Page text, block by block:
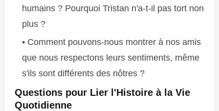
humains ? Pourquoi Tristan n'a-t-il pas tort non
plus ?
Comment pouvons-nous montrer à nos amis
que nous respectons leurs sentiments, même
s'ils sont différents des nôtres ?
Questions pour Lier l'Histoire à la Vie
Quotidienne